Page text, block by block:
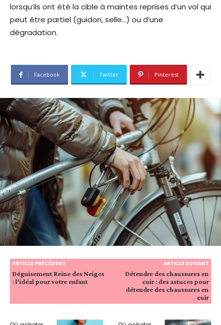
lorsqu’ils ont été la cible à maintes reprises d’un vol qui
peut être partiel (guidon, selle…) ou d’une
dégradation.
Facebook Twitter Pinterest
ARTICLE PRÉCÉDENT
Déguisement Reine des Neiges
: l’idéal pour votre enfant
ARTICLE SUIVANT
Détendre des chaussures en
cuir : des astuces pour
détendre des chaussures en
cuir